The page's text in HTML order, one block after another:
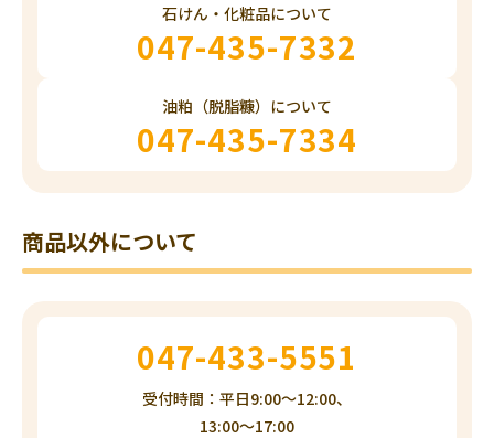
石けん・化粧品について
047-435-7332
油粕（脱脂糠）について
047-435-7334
商品以外について
047-433-5551
受付時間：平日9:00～12:00、
13:00～17:00